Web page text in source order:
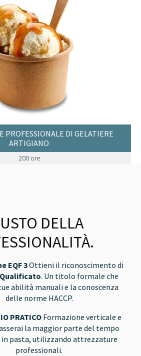
PROFESSIONALE DI GELATIERE
ARTIGIANO
200 ore
DELLA
EQF 3Ottieni il riconoscimento di
. Un titolo formale che
abilità manuali e la conoscenza
delle norme HACCP.
PRATICOFormazione verticale e
la maggior parte del tempo
in pasta, utilizzando attrezzature
professionali.